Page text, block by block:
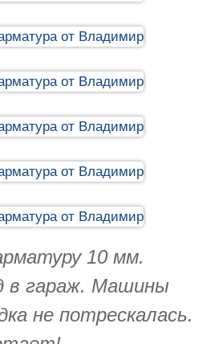
10 мм.
в гараж. Машины
не потрескалась.